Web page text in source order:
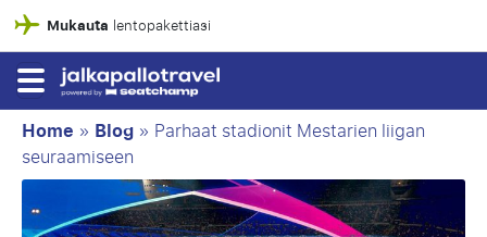
Mukauta lentopakettiasi
Home » Blog » Parhaat stadionit Mestarien liigan
seuraamiseen